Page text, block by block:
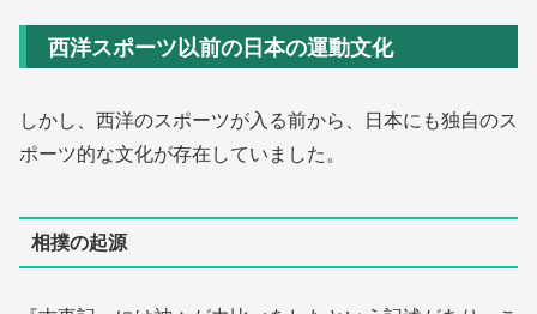
西洋スポーツ以前の日本の運動文化
しかし、西洋のスポーツが入る前から、日本にも独自のス
ポーツ的な文化が存在していました。
相撲の起源